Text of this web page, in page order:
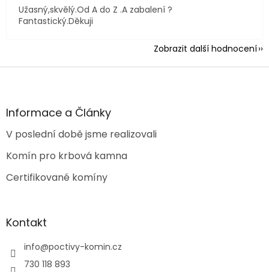
Užasný,skvělý.Od A do Z .A zabalení ?
Fantastický.Děkuji
Zobrazit další hodnocení
Z
aInformace a Články
V poslední době jsme realizovali
Komín pro krbová kamna
Certifikované komíny
Kontakt
info@poctivy-komin.cz
730 118 893